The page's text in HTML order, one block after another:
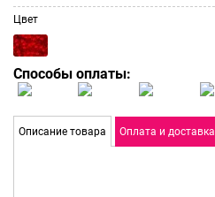
Цвет
Способы оплаты:
Описание товара Оплата и доставка